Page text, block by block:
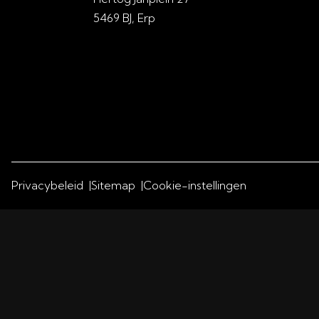
5469 BJ, Erp
Privacybeleid Sitemap Cookie-instellingen